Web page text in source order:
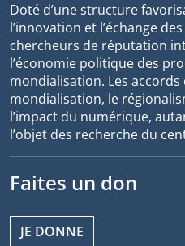
Doté d’une structure
l’innovation et l’échange
chercheurs de réputation
l’économie politique des
mondialisation. Les accords
mondialisation, le
l’impact du numérique,
l’objet des recherche du
Faites un don
JE DONNE